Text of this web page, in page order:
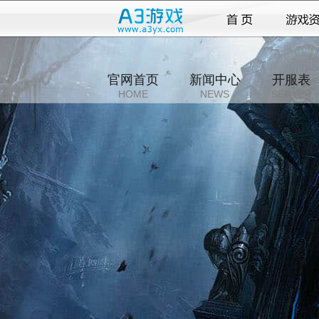
官网首页
HOME
新闻中心
NEWS
开服表
SERVER